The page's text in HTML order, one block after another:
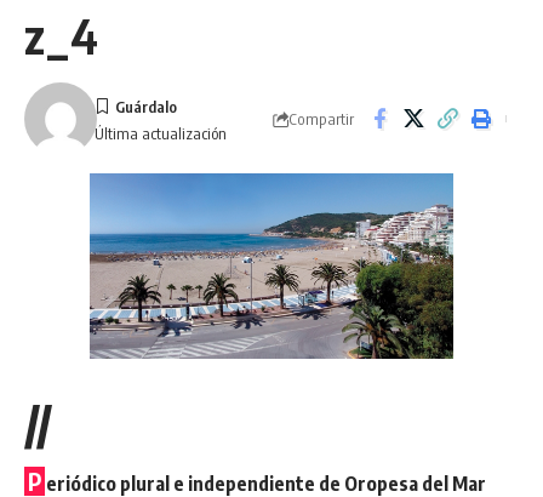
z_4
Última actualización
Compartir
//
P eriódico plural e independiente de Oropesa del Mar